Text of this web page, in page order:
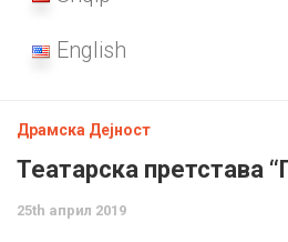
English
Драмска Дејност
Театарска претстава
25th април 2019